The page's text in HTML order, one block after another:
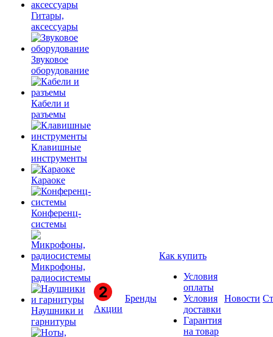
Гитары,
аксессуары
Звуковое
оборудование
Кабели и
разъемы
Клавишные
инструменты
Караоке
Конференц-
системы
Микрофоны,
радиосистемы
Наушники и
гарнитуры
Акции
Бренды
Как купить
Условия
оплаты
Условия
доставки
Гарантия
на товар
Новости